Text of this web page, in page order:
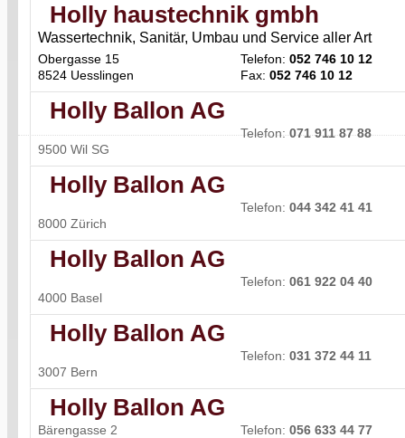
Holly haustechnik gmbh
Wassertechnik, Sanitär, Umbau und Service aller Art
Obergasse 15
8524 Uesslingen
Telefon: 052 746 10 12
Fax: 052 746 10 12
Holly Ballon AG
9500 Wil SG
Telefon:071 911 87 88
Holly Ballon AG
8000 Zürich
Telefon: 044 342 41 41
Holly Ballon AG
4000 Basel
Telefon: 061 922 04 40
Holly Ballon AG
3007 Bern
Telefon: 031 372 44 11
Holly Ballon AG
Bärengasse 2
Telefon: 056 633 44 77